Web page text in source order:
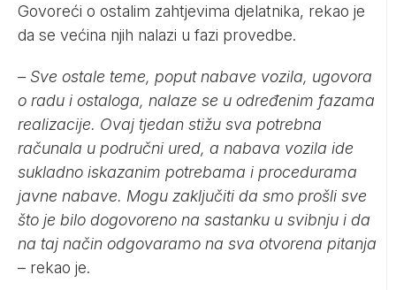
Govoreći o ostalim zahtjevima djelatnika, rekao je
da se većina njih nalazi u fazi provedbe.
– Sve ostale teme, poput nabave vozila, ugovora
o radu i ostaloga, nalaze se u određenim fazama
realizacije. Ovaj tjedan stižu sva potrebna
računala u područni ured, a nabava vozila ide
sukladno iskazanim potrebama i procedurama
javne nabave. Mogu zaključiti da smo prošli sve
što je bilo dogovoreno na sastanku u svibnju i da
na taj način odgovaramo na sva otvorena pitanja
– rekao je.